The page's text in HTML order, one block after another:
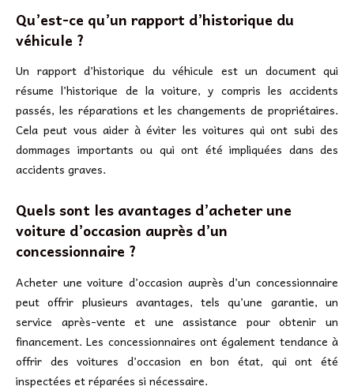
Qu’est-ce qu’un rapport d’historique du
véhicule ?
Un rapport d’historique du véhicule est un document qui
résume l’historique de la voiture, y compris les accidents
passés, les réparations et les changements de propriétaires.
Cela peut vous aider à éviter les voitures qui ont subi des
dommages importants ou qui ont été impliquées dans des
accidents graves.
Quels sont les avantages d’acheter une
voiture d’occasion auprès d’un
concessionnaire ?
Acheter une voiture d’occasion auprès d’un concessionnaire
peut offrir plusieurs avantages, tels qu’une garantie, un
service après-vente et une assistance pour obtenir un
financement. Les concessionnaires ont également tendance à
offrir des voitures d’occasion en bon état, qui ont été
inspectées et réparées si nécessaire.